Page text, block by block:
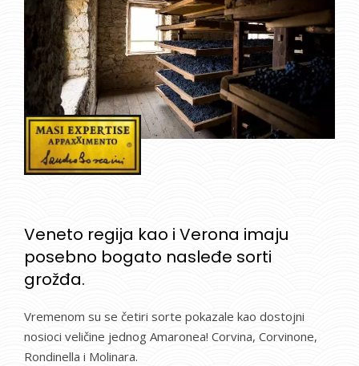
Veneto regija kao i Verona imaju
posebno bogato nasleđe sorti
grožđa.
Vremenom su se četiri sorte pokazale kao dostojni
nosioci veličine jednog Amaronea! Corvina, Corvinone,
Rondinella i Molinara.